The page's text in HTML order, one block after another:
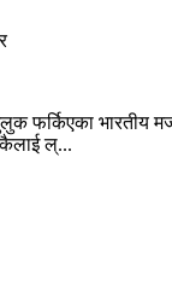
फर्किएका भारतीय
ल्...